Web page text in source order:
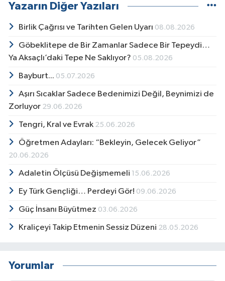
Yazarın Diğer Yazıları
Birlik Çağrısı ve Tarihten Gelen Uyarı 08.08.2026
Göbeklitepe de Bir Zamanlar Sadece Bir Tepeydi…
Ya Aksaçlı’daki Tepe Ne Saklıyor? 05.08.2026
Bayburt... 05.07.2026
Aşırı Sıcaklar Sadece Bedenimizi Değil, Beynimizi de
Zorluyor 29.06.2026
Tengri, Kral ve Evrak 25.06.2026
Öğretmen Adayları: “Bekleyin, Gelecek Geliyor”
20.06.2026
Adaletin Ölçüsü Değişmemeli 15.06.2026
Ey Türk Gençliği… Perdeyi Gör! 09.06.2026
Güç İnsanı Büyütmez 03.06.2026
Kraliçeyi Takip Etmenin Sessiz Düzeni 28.05.2026
Yorumlar